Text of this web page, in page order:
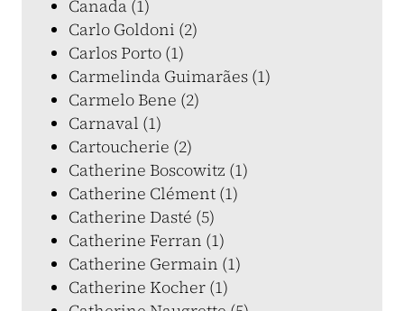
Canada (1)
Carlo Goldoni (2)
Carlos Porto (1)
Carmelinda Guimarães (1)
Carmelo Bene (2)
Carnaval (1)
Cartoucherie (2)
Catherine Boscowitz (1)
Catherine Clément (1)
Catherine Dasté (5)
Catherine Ferran (1)
Catherine Germain (1)
Catherine Kocher (1)